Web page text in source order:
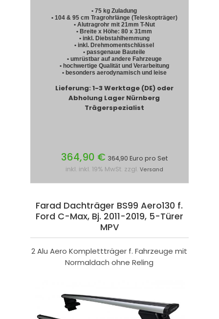
• 75 kg Zuladung
• 104 & 95 cm Tragrohrlänge (Teleskopträger)
• Alutragrohr mit 21mm T-Nut
• Breite x Höhe: 80 x 31mm
• inkl. Diebstahlhemmung
• inkl. Drehmomentschlüssel
• passgenaue Bauteile
• umrüstbar auf andere Fahrzeuge
• hochwertige Qualität und Verarbeitung
• besonders aerodynamisch und leise
Lieferung: 1-3 Werktage (DE) oder
Abholung Lager Nürnberg
Trägerspezialist
364,90 € 364,90 Euro pro Set
inkl. inkl. 19% MwSt. zzgl. Versand
Farad Dachträger BS99 Aero130 f.
Ford C-Max, Bj. 2011-2019, 5-Türer
MPV
2 Alu Aero Komplettträger f. Fahrzeuge mit
Normaldach ohne Reling